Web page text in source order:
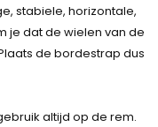
stabiele, horizontale,
je dat de wielen van de
de bordestrap dus
altijd op de rem.